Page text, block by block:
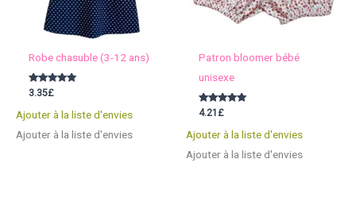
Robe chasuble (3-12 ans)
Note
3.35£
Ajouter à la liste d'envies
Ajouter à la liste d'envies
Patron bloomer bébé
unisexe
Note
4.21 £
Ajouter à la liste d'envies
Ajouter à la liste d'envies